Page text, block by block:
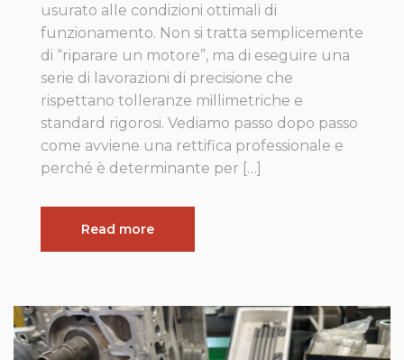
usurato alle condizioni ottimali di
funzionamento. Non si tratta semplicemente
di “riparare un motore”, ma di eseguire una
serie di lavorazioni di precisione che
rispettano tolleranze millimetriche e
standard rigorosi. Vediamo passo dopo passo
come avviene una rettifica professionale e
perché è determinante per […]
Read more